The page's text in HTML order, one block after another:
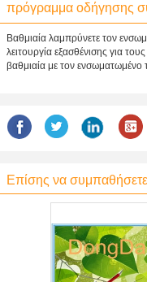
πρόγραμμα οδήγησης
Βαθμιαία λαμπρύνετε τον
λειτουργία εξασθένισης για
βαθμιαία με τον
Επίσης να συμπαθήσετε